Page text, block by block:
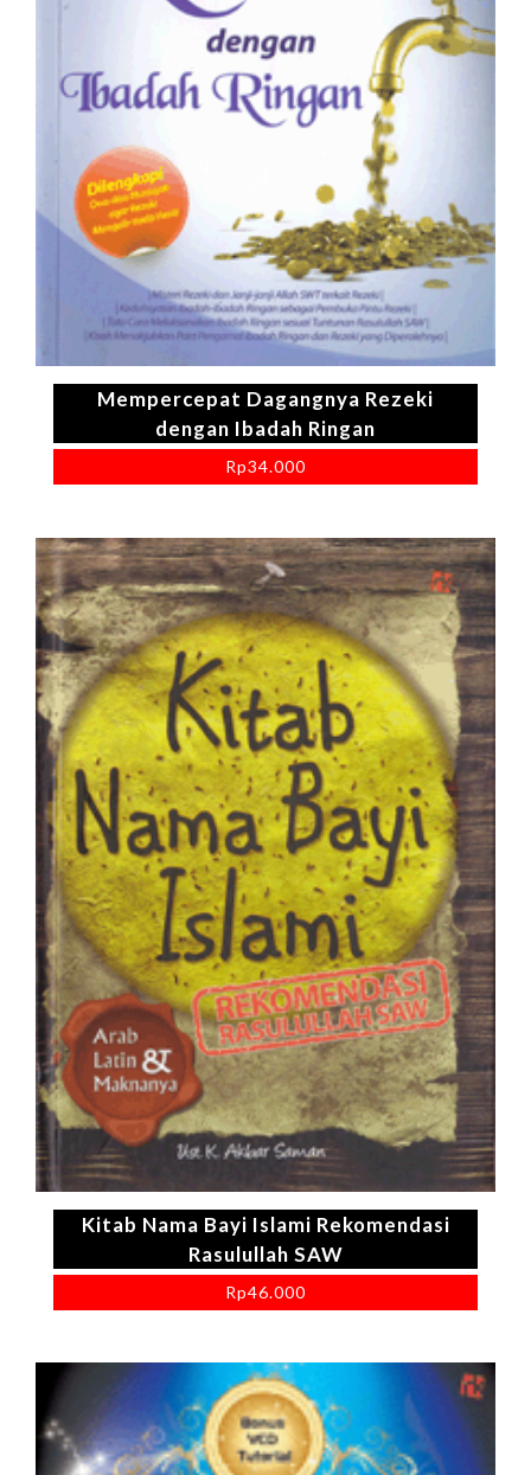
Mempercepat Dagangnya Rezeki
dengan Ibadah Ringan
Rp34.000
Kitab Nama Bayi Islami Rekomendasi
Rasulullah SAW
Rp46.000